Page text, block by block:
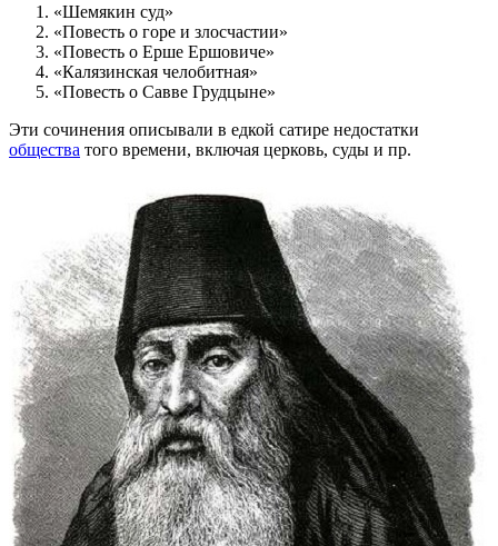
«Шемякин суд»
«Повесть о горе и злосчастии»
«Повесть о Ерше Ершовиче»
«Калязинская челобитная»
«Повесть о Савве Грудцыне»
Эти сочинения описывали в едкой сатире недостатки
общества того времени, включая церковь, суды и пр.